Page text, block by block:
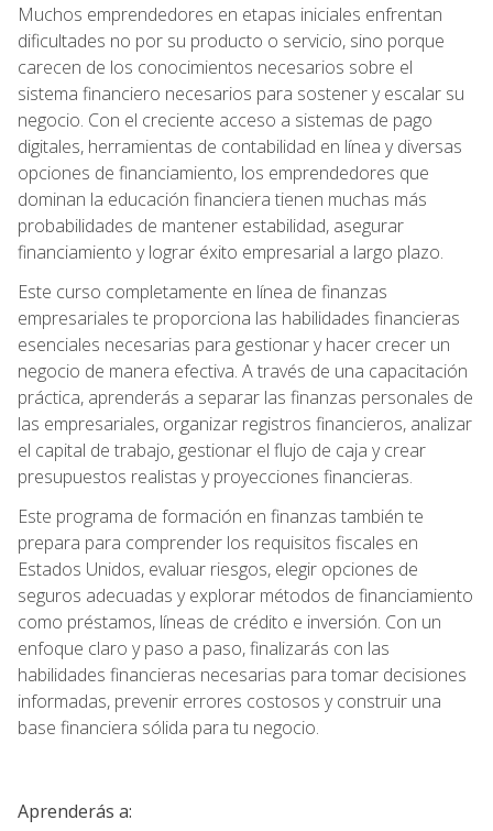
Muchos emprendedores en etapas iniciales enfrentan
dificultades no por su producto o servicio, sino porque
carecen de los conocimientos necesarios sobre el
sistema financiero necesarios para sostener y escalar su
negocio. Con el creciente acceso a sistemas de pago
digitales, herramientas de contabilidad en línea y diversas
opciones de financiamiento, los emprendedores que
dominan la educación financiera tienen muchas más
probabilidades de mantener estabilidad, asegurar
financiamiento y lograr éxito empresarial a largo plazo.
Este curso completamente en línea de finanzas
empresariales te proporciona las habilidades financieras
esenciales necesarias para gestionar y hacer crecer un
negocio de manera efectiva. A través de una capacitación
práctica, aprenderás a separar las finanzas personales de
las empresariales, organizar registros financieros, analizar
el capital de trabajo, gestionar el flujo de caja y crear
presupuestos realistas y proyecciones financieras.
Este programa de formación en finanzas también te
prepara para comprender los requisitos fiscales en
Estados Unidos, evaluar riesgos, elegir opciones de
seguros adecuadas y explorar métodos de financiamiento
como préstamos, líneas de crédito e inversión. Con un
enfoque claro y paso a paso, finalizarás con las
habilidades financieras necesarias para tomar decisiones
informadas, prevenir errores costosos y construir una
base financiera sólida para tu negocio.
Aprenderás a: